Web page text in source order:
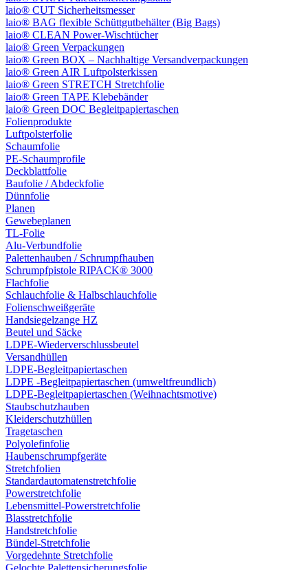
laio® CUT Sicherheitsmesser
laio® BAG flexible Schüttgutbehälter (Big Bags)
laio® CLEAN Power-Wischtücher
laio® Green Verpackungen
laio® Green BOX – Nachhaltige Versandverpackungen
laio® Green AIR Luftpolsterkissen
laio® Green STRETCH Stretchfolie
laio® Green TAPE Klebebänder
laio® Green DOC Begleitpapiertaschen
Folienprodukte
Luftpolsterfolie
Schaumfolie
PE-Schaumprofile
Deckblattfolie
Baufolie / Abdeckfolie
Dünnfolie
Planen
Gewebeplanen
TL-Folie
Alu-Verbundfolie
Palettenhauben / Schrumpfhauben
Schrumpfpistole RIPACK® 3000
Flachfolie
Schlauchfolie & Halbschlauchfolie
Folienschweißgeräte
Handsiegelzange HZ
Beutel und Säcke
LDPE-Wiederverschlussbeutel
Versandhüllen
LDPE-Begleitpapiertaschen
LDPE -Begleitpapiertaschen (umweltfreundlich)
LDPE-Begleitpapiertaschen (Weihnachtsmotive)
Staubschutzhauben
Kleiderschutzhüllen
Tragetaschen
Polyolefinfolie
Haubenschrumpfgeräte
Stretchfolien
Standardautomatenstretchfolie
Powerstretchfolie
Lebensmittel-Powerstretchfolie
Blasstretchfolie
Handstretchfolie
Bündel-Stretchfolie
Vorgedehnte Stretchfolie
Gelochte Palettensicherungsfolie